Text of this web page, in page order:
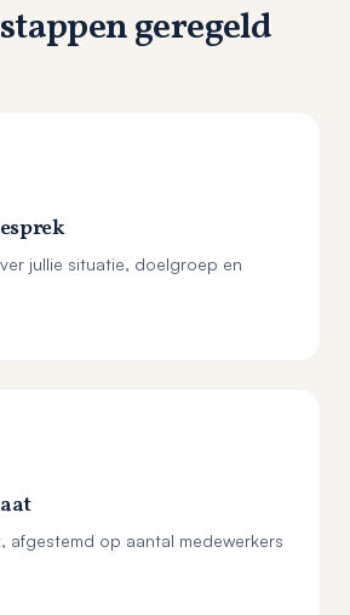
geregeld
jullie situatie, doelgroep en
afgestemd op aantal medewerkers